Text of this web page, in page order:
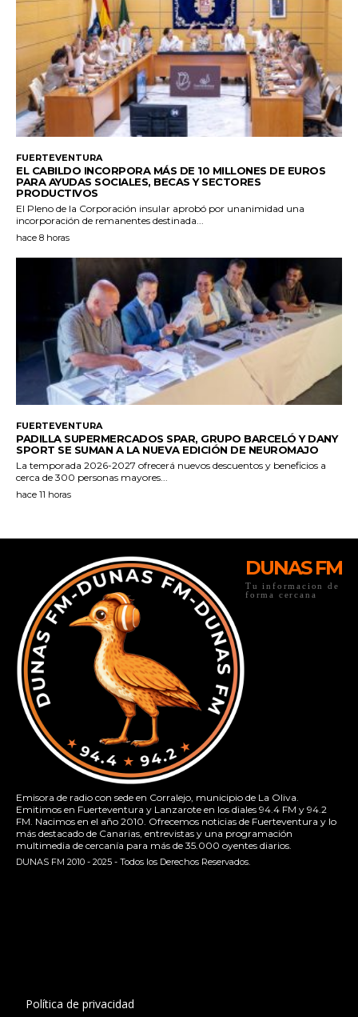
DUNAS FM
Tu informacion de
forma cercana
Emisora de radio con sede en Corralejo, municipio de La Oliva.
Emitimos en Fuerteventura y Lanzarote en los diales 94.4 FM y 94.2
FM. Nacimos en el año 2010. Ofrecemos noticias de Fuerteventura y lo
más destacado de Canarias, entrevistas y una programación
multimedia de cercanía para más de 35.000 oyentes diarios.
DUNAS FM 2010 - 2025 - Todos los Derechos Reservados.
Política de privacidad